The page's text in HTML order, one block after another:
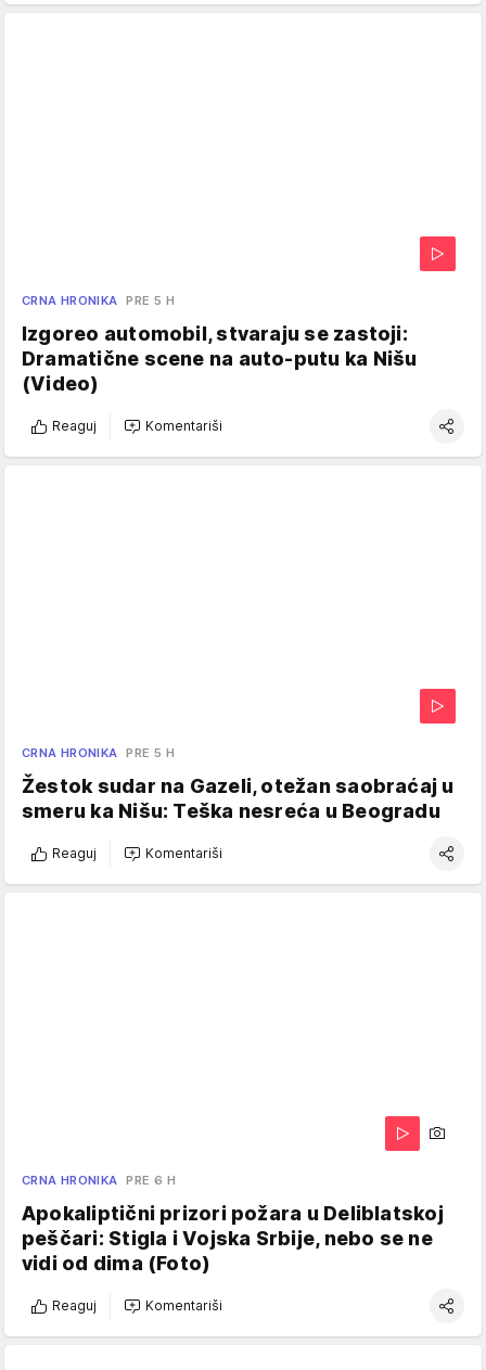
CRNA HRONIKA PRE 5 H
Izgoreo automobil, stvaraju se zastoji:
Dramatične scene na auto-putu ka Nišu
(Video)
Reaguj Komentariši
CRNA HRONIKA PRE 5 H
Žestok sudar na Gazeli, otežan saobraćaj u
smeru ka Nišu: Teška nesreća u Beogradu
Reaguj Komentariši
CRNA HRONIKA PRE 6 H
Apokaliptični prizori požara u Deliblatskoj
peščari: Stigla i Vojska Srbije, nebo se ne
vidi od dima (Foto)
Reaguj Komentariši